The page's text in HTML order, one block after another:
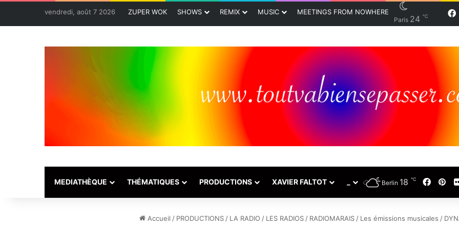
vendredi, août 7 2026 ZUPER WOK SHOWS REMIX MUSIC MEETINGS FROM NOWHERE
Paris 24 ℃
MEDIATHÈQUE THÉMATIQUES PRODUCTIONS XAVIER FALTOT Berlin 18 ℃
Accueil / PRODUCTIONS/ LA RADIO / LES RADIOS/ RADIOMARAIS/ Les émissions musicales /